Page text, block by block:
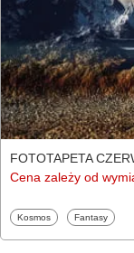
FOTOTAPETA
Cena zależy od
Fototapety
Kosmos Fototapety
Fantasy